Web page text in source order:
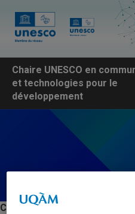
Chaire UNESCO en
et technologies pour le
développement
CHAIRE UNESCO